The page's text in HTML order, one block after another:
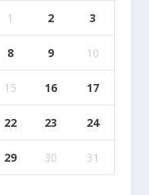
1 2 3
8 9 10
15 16 17
22 23 24
29 30
31